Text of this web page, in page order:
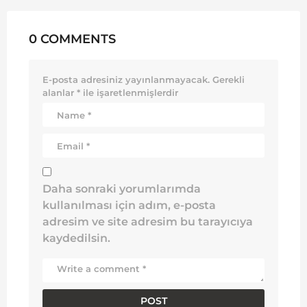
0 COMMENTS
E-posta adresiniz yayınlanmayacak. Gerekli
alanlar * ile işaretlenmişlerdir
Daha sonraki yorumlarımda
kullanılması için adım, e-posta
adresim ve site adresim bu tarayıcıya
kaydedilsin.